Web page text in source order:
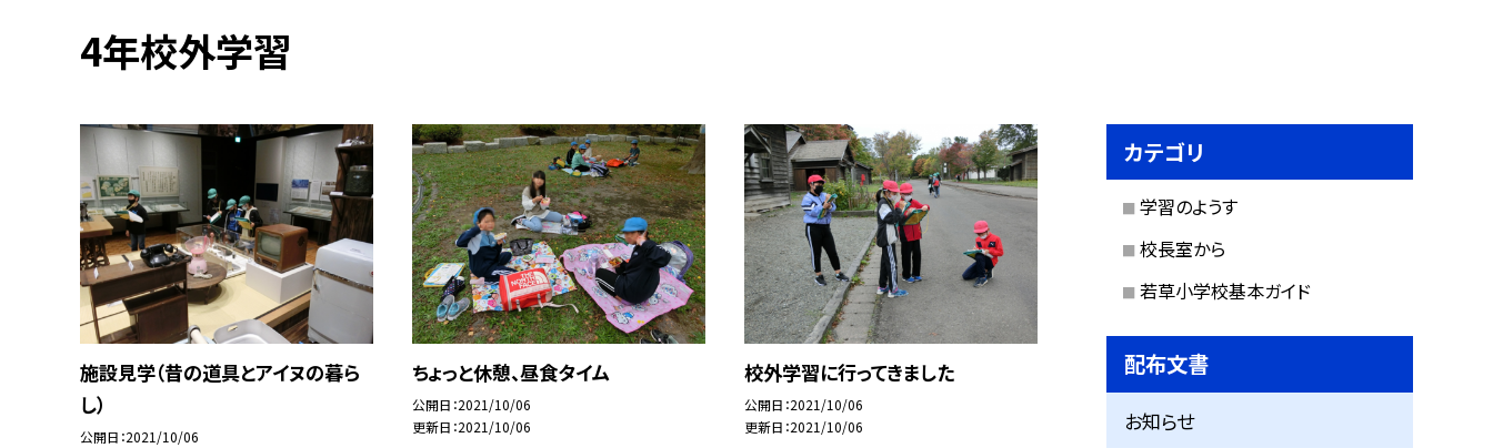
4年校外学習
施設見学（昔の道具とアイヌの暮ら
し）
公開日 2021/10/06
ちょっと休憩、昼食タイム
公開日 2021/10/06
更新日 2021/10/06
校外学習に行ってきました
公開日 2021/10/06
更新日 2021/10/06
カテゴリ
学習のようす
校長室から
若草小学校基本ガイド
配布文書
お知らせ